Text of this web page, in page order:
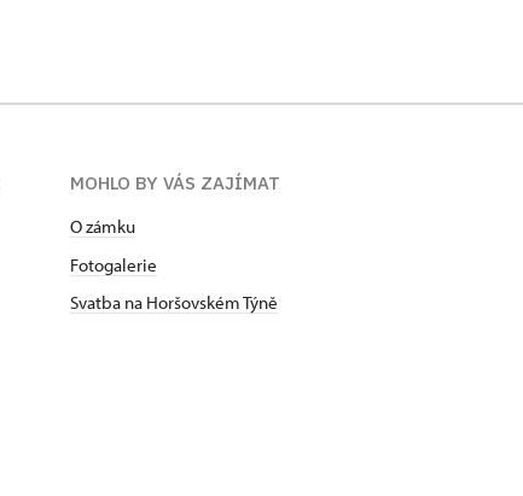
MOHLO BY VÁS ZAJÍMAT
O zámku
Fotogalerie
Svatba na Horšovském Týně